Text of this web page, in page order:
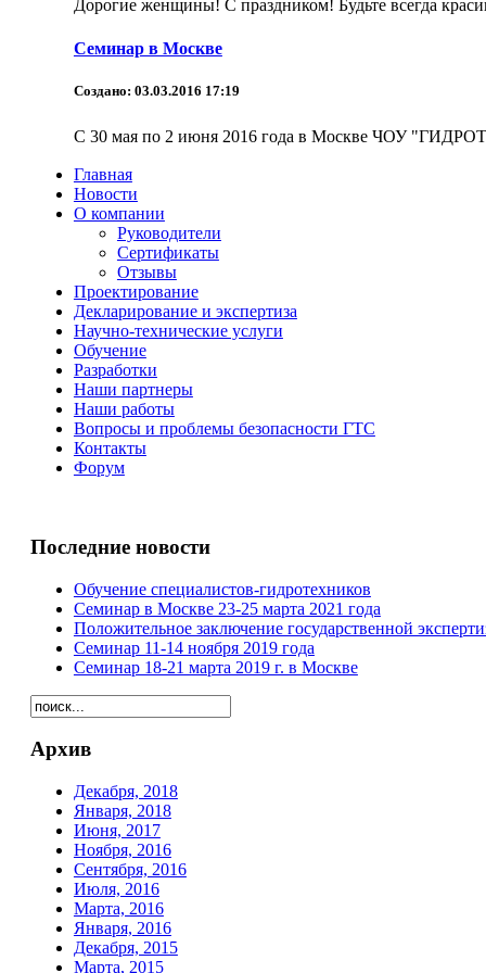
Дорогие женщины! С праздником! Будьте всегда
Семинар в Москве
Создано: 03.03.2016 17:19
С 30 мая по 2 июня 2016 года в Москве ЧОУ
Главная
Новости
О компании
Руководители
Сертификаты
Отзывы
Проектирование
Декларирование и экспертиза
Научно-технические услуги
Обучение
Разработки
Наши партнеры
Наши работы
Вопросы и проблемы безопасности ГТС
Контакты
Форум
Последние новости
Обучение специалистов-гидротехников
Семинар в Москве 23-25 марта 2021 года
Положительное заключение государственной
Семинар 11-14 ноября 2019 года
Семинар 18-21 марта 2019 г. в Москве
Архив
Декабря, 2018
Января, 2018
Июня, 2017
Ноября, 2016
Сентября, 2016
Июля, 2016
Марта, 2016
Января, 2016
Декабря, 2015
Марта, 2015